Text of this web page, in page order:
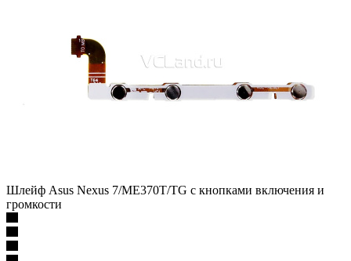
Шлейф Asus Nexus 7/ME370T/TG с кнопками включения и
громкости